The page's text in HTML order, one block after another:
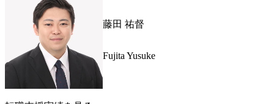
藤田 祐督
Fujita Yusuke